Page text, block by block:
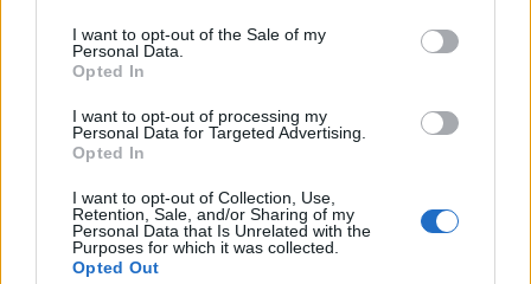
I want to opt-out of the Sale of my
Personal Data.
Opted In
I want to opt-out of processing my
Personal Data for Targeted Advertising.
Opted In
I want to opt-out of Collection, Use,
Retention, Sale, and/or Sharing of my
Personal Data that Is Unrelated with the
Purposes for which it was collected.
Opted Out
neděle víceméně propršela. Nicméně tradiční Hornickou parádu či
připravený program v areálu Ševčinského dolu...